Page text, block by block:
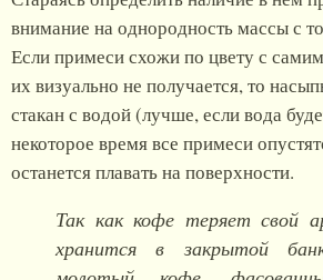
внимание на однородность массы с
Если примеси схожи по цвету с
их визуально не получается, то
стакан с водой (лучше, если вода
некоторое время все примеси
останется плавать на поверхности.
Так как кофе теряет свой
хранится в закрытой